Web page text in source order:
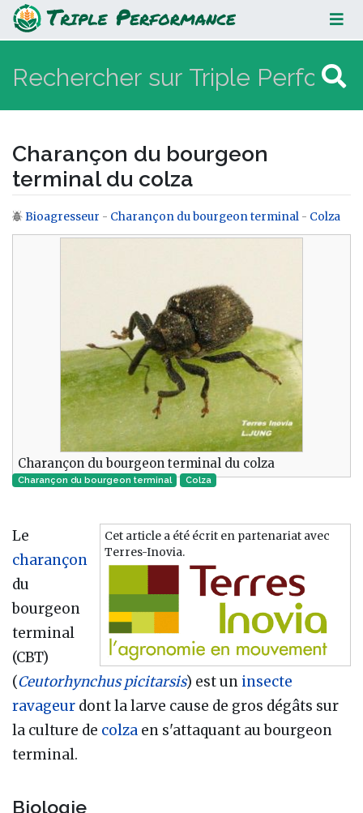
Charançon du bourgeon terminal
du colza
Charançon du bourgeon
terminal du colza
Aller à :navigation,rechercher
Bioagresseur - Charançon du bourgeon terminal - Colza
Charançon du bourgeon terminal du colza
Charançon du bourgeon terminal Colza
Cet article a été écrit en partenariat avec
Terres-Inovia.
Le
charançon
du
bourgeon
terminal
(CBT)
(Ceutorhynchus picitarsis) est un insecte
ravageur dont la larve cause de gros dégâts sur
la culture de colza en s'attaquant au bourgeon
terminal.
Biologie